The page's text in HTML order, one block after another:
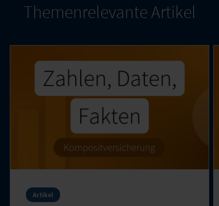
Themenrelevante Artikel
Artikel